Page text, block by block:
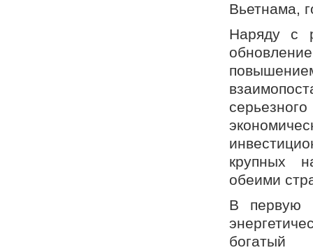
Вьетнама,
Наряду с
крупных
обеими
В первую
богатый